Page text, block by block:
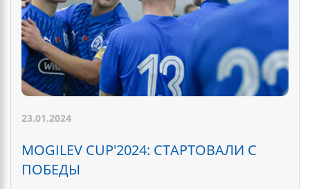
23.01.2024
MOGILEV CUP'2024: СТАРТОВАЛИ С
ПОБЕДЫ